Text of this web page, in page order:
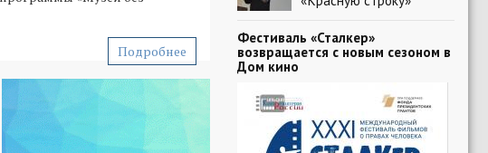
Подробнее
Фестиваль «Сталкер»
возвращается с новым сезоном в
Дом кино